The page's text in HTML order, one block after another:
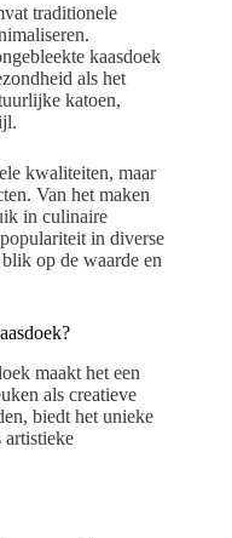
traditionele
kaasdoek
als het
katoen,
kwaliteiten, maar
Van het maken
in culinaire
in diverse
op de waarde en
maakt het een
als creatieve
biedt het unieke